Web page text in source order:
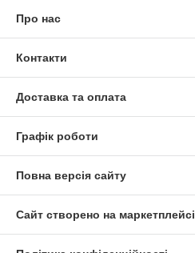
Про нас
Контакти
Доставка та оплата
Графік роботи
Повна версія сайту
Сайт створено на маркетплейсі